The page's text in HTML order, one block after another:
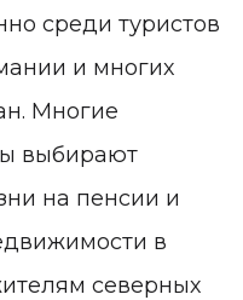
среди туристов
и многих
Многие
выбирают
на пенсии и
в
северных